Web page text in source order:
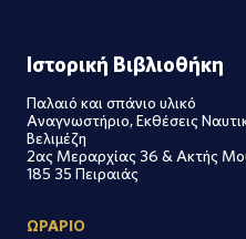
Ιστορική Βιβλιοθήκη
Παλαιό και σπάνιο υλικό
Αναγνωστήριο, Εκθέσεις
Βελιμέζη
2ας Μεραρχίας 36 & Ακτής
185 35 Πειραιάς
ΩΡΑΡΙΟ